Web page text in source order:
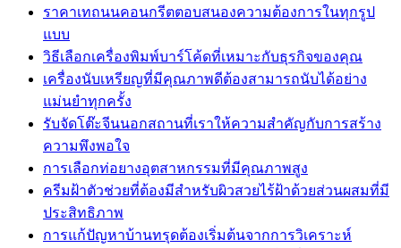
ราคาเทถนนคอนกรีตตอบสนองความต้องการในทุกรูป
แบบ
วิธีเลือกเครื่องพิมพ์บาร์โค้ดที่เหมาะกับธุรกิจของคุณ
เครื่องนับเหรียญที่มีคุณภาพดีต้องสามารถนับได้อย่าง
แม่นยำทุกครั้ง
รับจัดโต๊ะจีนนอกสถานที่เราให้ความสำคัญกับการสร้าง
ความพึงพอใจ
การเลือกท่อยางอุตสาหกรรมที่มีคุณภาพสูง
ครีมฝ้าตัวช่วยที่ต้องมีสำหรับผิวสวยไร้ฝ้าด้วยส่วนผสมที่มี
ประสิทธิภาพ
การแก้ปัญหาบ้านทรุดต้องเริ่มต้นจากการวิเคราะห์